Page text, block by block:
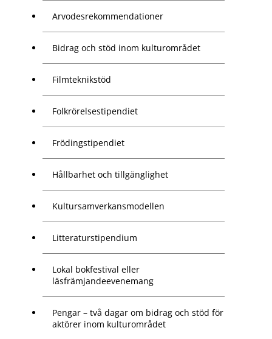
Arvodesrekommendationer
Bidrag och stöd inom kulturområdet
Filmteknikstöd
Folkrörelsestipendiet
Frödingstipendiet
Hållbarhet och tillgänglighet
Kultursamverkansmodellen
Litteraturstipendium
Lokal bokfestival eller
läsfrämjandeevenemang
Pengar – två dagar om bidrag och stöd för
aktörer inom kulturområdet